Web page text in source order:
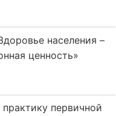
населения –
ценность»
первичной